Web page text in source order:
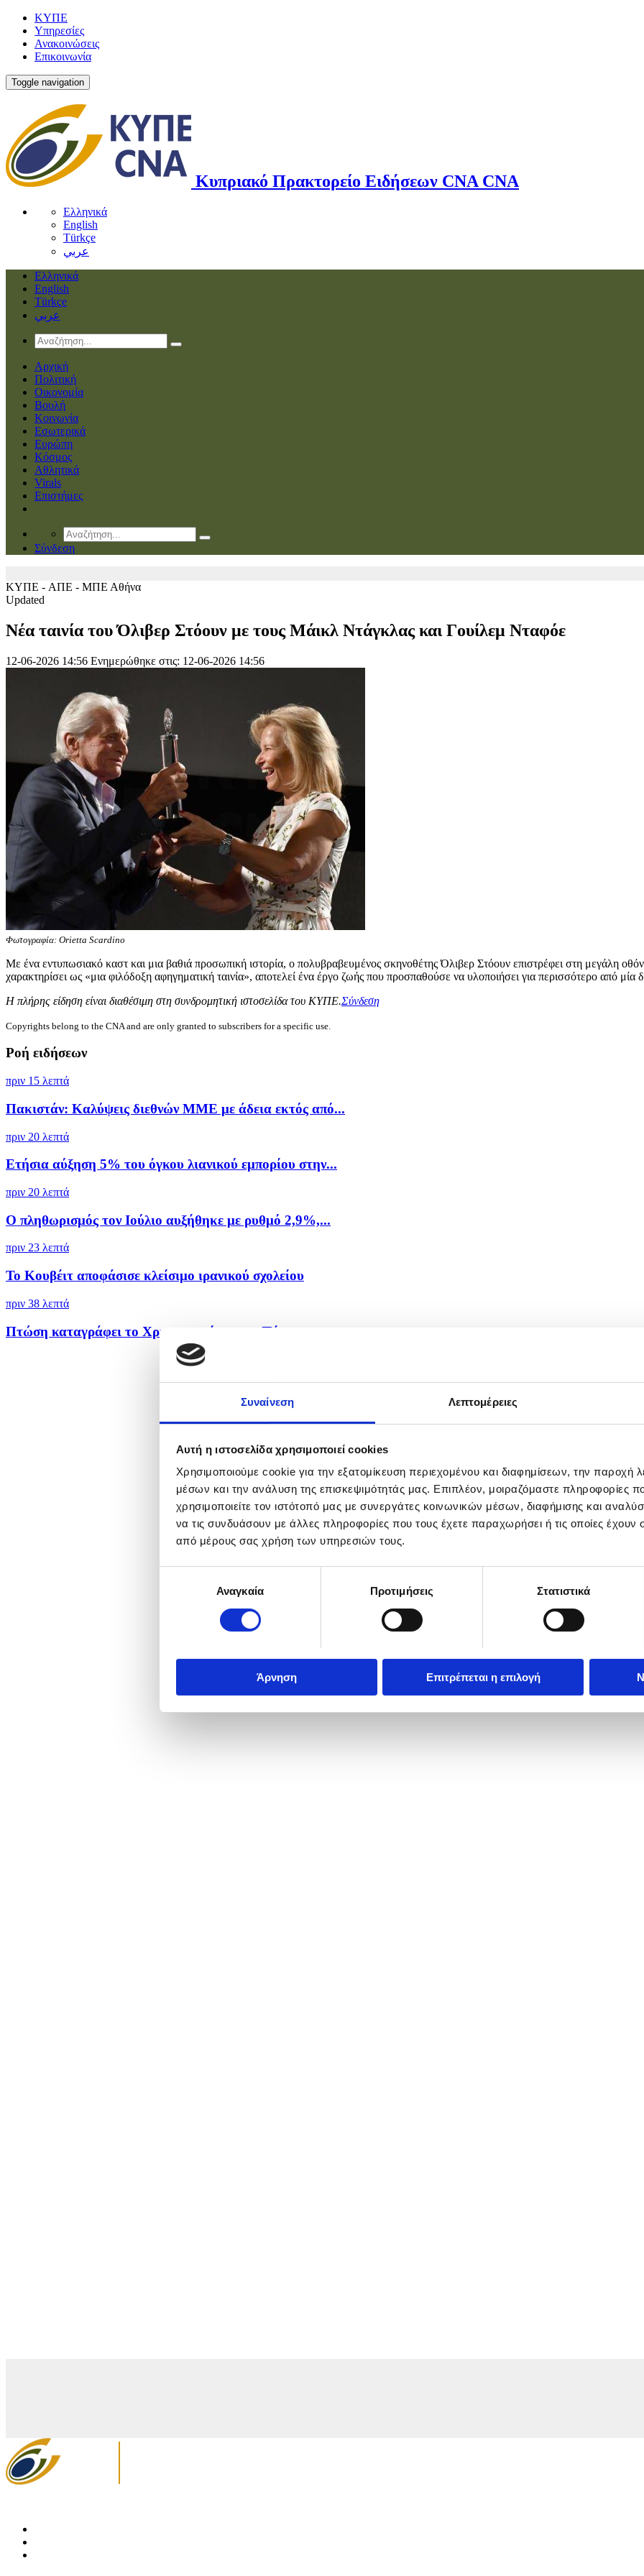
Συναίνεση Λεπτομέρειες
Αυτή η ιστοσελίδα χρησιμοποιεί cookies
Χρησιμοποιούμε cookie για την εξατομίκευση περιεχομένου και διαφημίσεων, την παροχή
μέσων και την ανάλυση της επισκεψιμότητάς μας. Επιπλέον, μοιραζόμαστε πληροφορίες
χρησιμοποιείτε τον ιστότοπό μας με συνεργάτες κοινωνικών μέσων, διαφήμισης και
να τις συνδυάσουν με άλλες πληροφορίες που τους έχετε παραχωρήσει ή τις οποίες έχουν
από μέρους σας χρήση των υπηρεσιών τους.
συγκατάθεσηςΑναγκαία Προτιμήσεις Στατιστικά
Άρνηση Επιτρέπεται η επιλογή
ΚΥΠΕ
Υπηρεσίες
Ανακοινώσεις
Επικοινωνία
Toggle navigation
Κυπριακό Πρακτορείο Ειδήσεων CNA CNA
Ελληνικά
English
Türkçe
عربي
Ελληνικά
English
Türkçe
عربي
Αρχική
Πολιτική
Οικονομία
Βουλή
Κοινωνία
Εσωτερικά
Ευρώπη
Κόσμος
Αθλητικά
Virals
Επιστήμες
Σύνδεση
ΚΥΠΕ - AΠΕ - ΜΠΕ Αθήνα
Updated
Nέα ταινία του Όλιβερ Στόουν με τους Μάικλ Ντάγκλας και Γουίλεμ Νταφόε
12-06-2026 14:56 Ενημερώθηκε στις: 12-06-2026 14:56
Φωτογραφία: Orietta Scardino
Με ένα εντυπωσιακό καστ και μια βαθιά προσωπική ιστορία, ο πολυβραβευμένος σκηνοθέτης Όλιβερ Στόουν επιστρέφει στη μεγάλη
χαρακτηρίσει ως «μια φιλόδοξη αφηγηματική ταινία», αποτελεί ένα έργο ζωής που προσπαθούσε να υλοποιήσει για περισσότερο από μία
Η πλήρης είδηση είναι διαθέσιμη στη συνδρομητική ιστοσελίδα του ΚΥΠΕ.Σύνδεση
Copyrights belong to the CNA and are only granted to subscribers for a specific use.
Ροή ειδήσεων
πριν 15 λεπτά
Πακιστάν: Kαλύψεις διεθνών ΜΜΕ με άδεια εκτός από...
πριν 20 λεπτά
Ετήσια αύξηση 5% του όγκου λιανικού εμπορίου στην...
πριν 20 λεπτά
Ο πληθωρισμός τον Ιούλιο αυξήθηκε με ρυθμό 2,9%,...
πριν 23 λεπτά
To Κουβέιτ αποφάσισε κλείσιμο ιρανικού σχολείου
πριν 38 λεπτά
Πτώση καταγράφει το Χρηματιστήριο την Πέμπτη